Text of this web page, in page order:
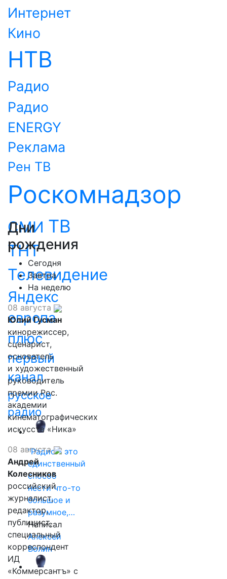
Интернет
Кино
НТВ
Радио
Радио
ENERGY
Реклама
Рен ТВ
Роскомнадзор
СМИ ТВ
ТНТ
Телевидение
Яндекс
европа
плюс
первый
канал
русское
радио
"Радио - это
единственный
способ
нести что-то
большое и
разумное,…
Написал
Алексей
Волин
Дни
рождения
Сегодня
Завтра
На неделю
08 августа
Юлий Гусман
кинорежиссер,
сценарист,
основатель
и художественный
руководитель
премии Рос.
академии
кинематографических
искусств «Ника»
08 августа
Андрей
Колесников
российский
журналист,
редактор,
публицист,
специальный
корреспондент
ИД
«Коммерсантъ» с